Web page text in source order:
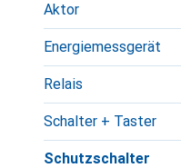
Aktor
Energiemessgerät
Relais
Schalter + Taster
Schutzschalter